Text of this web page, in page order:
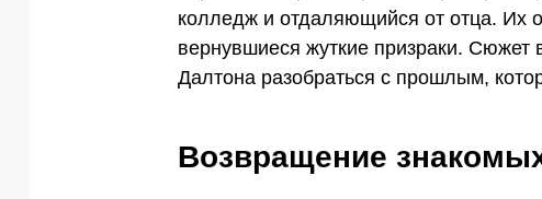
колледж и отдаляющийся от отца. Их
вернувшиеся жуткие призраки.
Далтона разобраться с прошлым,
Возвращение